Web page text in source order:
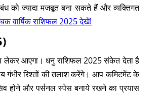
को ज्यादा मजबूत बना सकते हैं और व्यक्तिगत
वार्षिक राशिफल 2025 देखें!
लेकर आएगा। धनु राशिफल 2025 संकेत देता है
गंभीर रिश्तों की तलाश करेंगे। आप कमिटमेंट के
होने और पर्सनल स्पेस बनाये रखने का प्रयास